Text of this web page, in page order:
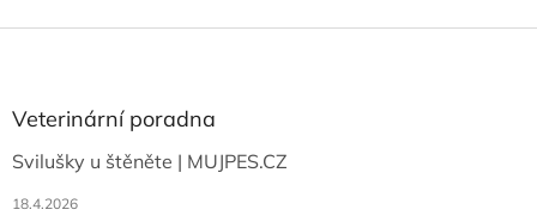
aVeterinární poradna
Svilušky u štěněte | MUJPES.CZ
18.4.2026